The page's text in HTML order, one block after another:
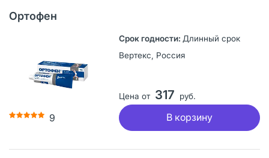
Ортофен
9
Длинный срок
Вертекс, Россия
Цена от 317 руб.
В корзину